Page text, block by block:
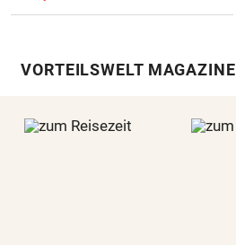
VORTEILSWELT MAGAZINE